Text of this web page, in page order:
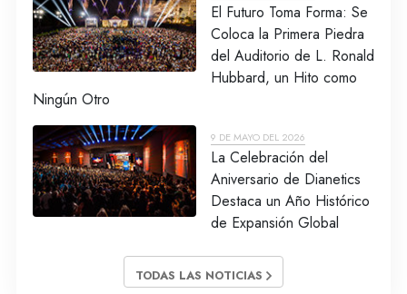
El Futuro Toma Forma: Se
Coloca la Primera Piedra
del Auditorio de L. Ronald
Hubbard, un Hito como
Ningún Otro
9 DE MAYO DEL 2026
La Celebración del
Aniversario de Dianetics
Destaca un Año Histórico
de Expansión Global
TODAS LAS NOTICIAS